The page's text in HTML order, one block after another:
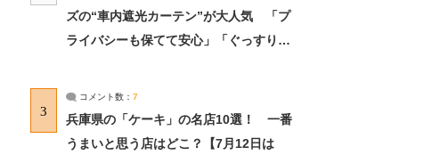
ズの“車内遮光カーテン”が大人気 「プ
ライバシーも保てて安心」「ぐっすり眠
3
コメント数： 7
兵庫県の「ケーキ」の名店10選！ 一番
うまいと思う店はどこ？【7月12日は